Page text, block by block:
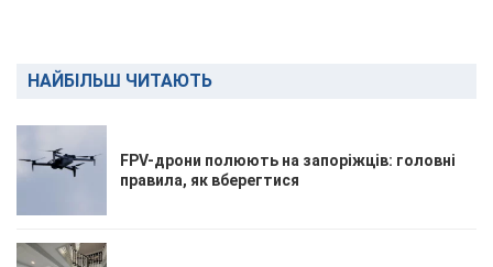
НАЙБІЛЬШ ЧИТАЮТЬ
FPV-дрони полюють на запоріжців: головні
правила, як вберегтися